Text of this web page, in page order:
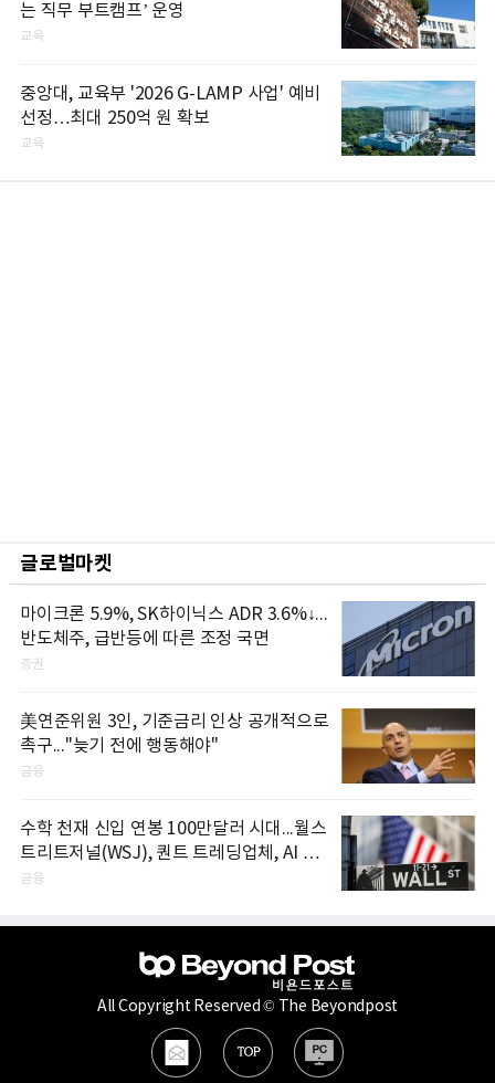
는 직무 부트캠프’ 운영
교육
중앙대, 교육부 '2026 G-LAMP 사업' 예비
선정…최대 250억 원 확보
교육
글로벌마켓
마이크론 5.9%, SK하이닉스 ADR 3.6%↓...
반도체주, 급반등에 따른 조정 국면
증권
美연준위원 3인, 기준금리 인상 공개적으로
촉구..."늦기 전에 행동해야"
금융
수학 천재 신입 연봉 100만달러 시대...월스
트리트저널(WSJ), 퀀트 트레딩업체, AI 기
업들 인재 확보 경쟁
금융
All Copyright Reserved © The Beyondpost